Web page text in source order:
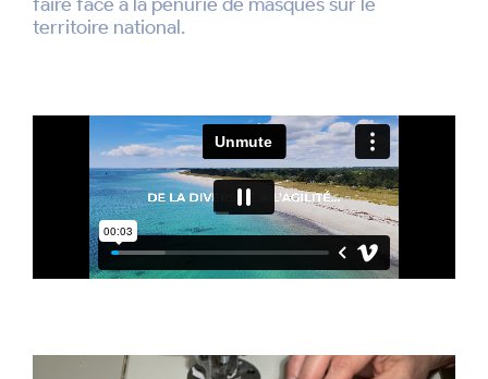
territoire national.